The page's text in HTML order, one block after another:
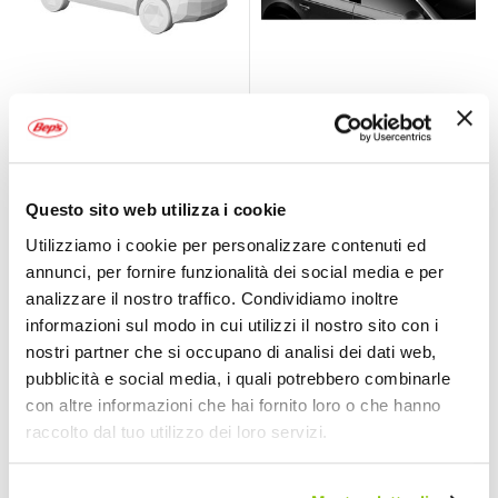
Questo sito web utilizza i cookie
Utilizziamo i cookie per personalizzare contenuti ed
annunci, per fornire funzionalità dei social media e per
analizzare il nostro traffico. Condividiamo inoltre
informazioni sul modo in cui utilizzi il nostro sito con i
nostri partner che si occupano di analisi dei dati web,
pubblicità e social media, i quali potrebbero combinarle
con altre informazioni che hai fornito loro o che hanno
raccolto dal tuo utilizzo dei loro servizi.
DockGrip - THULE
THULE
Nero 20x10x20cm
196,35 €
Attualmente non disponibile
online
Imbottitura Surf
Pads M - THULE
Nero 51x8x8cm
48,40 €
Attualmente non disponibile
online